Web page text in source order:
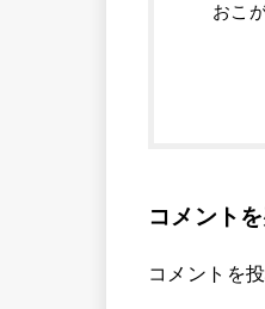
おこ
コメント
コメントを